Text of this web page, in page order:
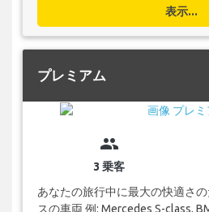
表示...
プレミアム
group
3 乗客
あなたの旅行中に最大の快適さ
スの車両 例: Mercedes S-class,